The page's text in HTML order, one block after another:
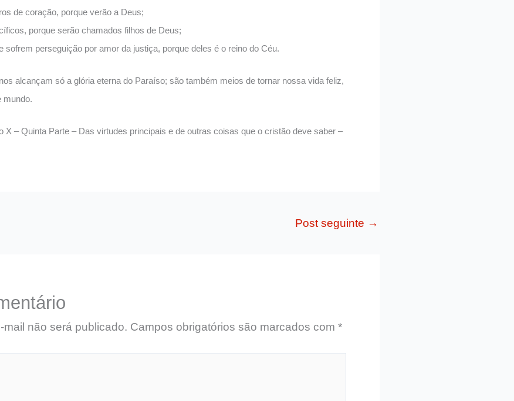
de coração, porque verão a Deus;
porque serão chamados filhos de Deus;
sofrem perseguição por amor da justiça, porque deles é o reino do Céu.
alcançam só a glória eterna do Paraíso; são também meios de tornar nossa vida feliz,
mundo.
X – Quinta Parte – Das virtudes principais e de outras coisas que o cristão deve saber –
Post seguinte →
não será publicado. Campos obrigatórios são marcados com *